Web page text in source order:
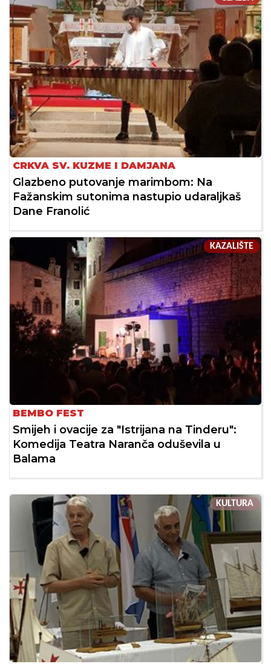
CRKVA SV. KUZME I DAMJANA
Glazbeno putovanje marimbom: Na
Fažanskim sutonima nastupio udaraljkaš
Dane Franolić
KAZALIŠTE
BEMBO FEST
Smijeh i ovacije za "Istrijana na Tinderu":
Komedija Teatra Naranča oduševila u
Balama
KULTURA